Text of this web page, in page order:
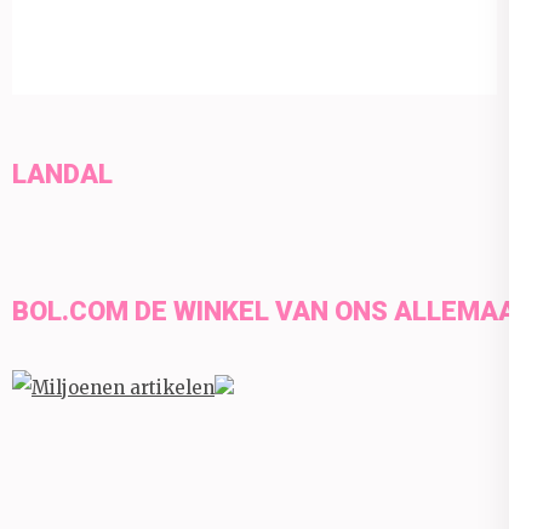
LANDAL
BOL.COM DE WINKEL VAN ONS ALLEMAAL